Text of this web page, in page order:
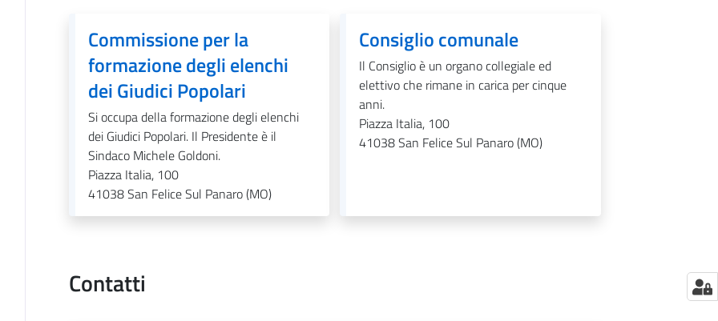
Commissione per la
formazione degli elenchi
dei Giudici Popolari
Si occupa della formazione degli elenchi
dei Giudici Popolari. Il Presidente è il
Sindaco Michele Goldoni.
Piazza Italia, 100
41038San Felice Sul Panaro (MO)
Consiglio comunale
Il Consiglio è un organo collegiale ed
elettivo che rimane in carica per cinque
anni.
Piazza Italia, 100
41038San Felice Sul Panaro (MO)
Contatti